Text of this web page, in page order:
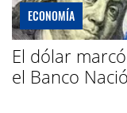
ECONOMÍA
El dólar
el Banco